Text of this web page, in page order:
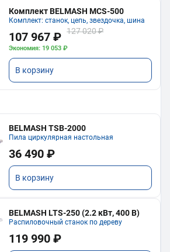
Комплект BELMASH MCS-500
Комплект: станок, цепь, звездочка, шина
107 967 ₽ 127 020 ₽
Экономия: 19 053 ₽
В корзину
BELMASH TSB-2000
Пила циркулярная настольная
36 490 ₽
В корзину
BELMASH LTS-250 (2.2 кВт, 400 В)
Распиловочный станок по дереву
119 990 ₽